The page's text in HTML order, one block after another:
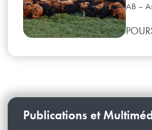
AB –
Publications et